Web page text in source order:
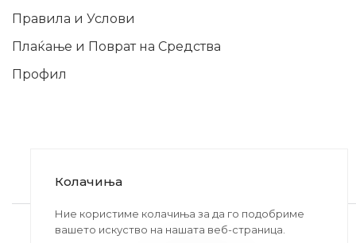
Правила и Услови
Плаќање и Поврат на Средства
Профил
2020-2024 © MB DISKONT. Изработено од
БРАМИТ ДООЕЛ
Колачиња
Ние користиме колачиња за да го подобриме
вашето искуство на нашата веб-страница.